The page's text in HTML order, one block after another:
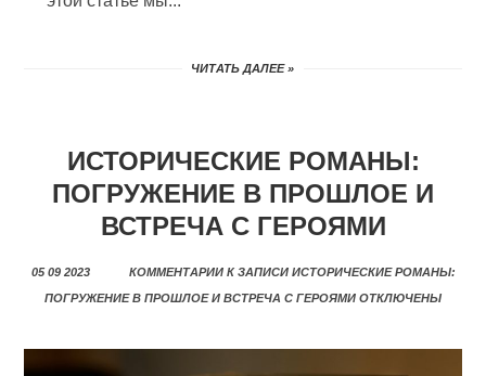
ЧИТАТЬ ДАЛЕЕ »
ИСТОРИЧЕСКИЕ РОМАНЫ:
ПОГРУЖЕНИЕ В ПРОШЛОЕ И
ВСТРЕЧА С ГЕРОЯМИ
05 09 2023 КОММЕНТАРИИК ЗАПИСИ ИСТОРИЧЕСКИЕ РОМАНЫ:
ПОГРУЖЕНИЕ В ПРОШЛОЕ И ВСТРЕЧА С ГЕРОЯМИ ОТКЛЮЧЕНЫ